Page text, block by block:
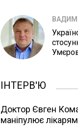
ІНТЕРВ'Ю
Доктор Євген
маніпулює